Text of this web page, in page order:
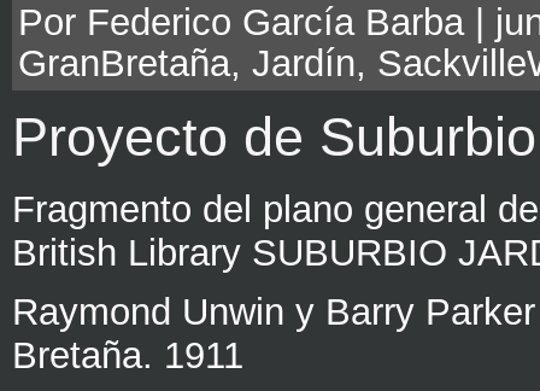
Por Federico García Barba |
GranBretaña, Jardín,
Proyecto de
Fragmento del plano general
British Library SUBURBIO
Raymond Unwin y Barry
Bretaña. 1911